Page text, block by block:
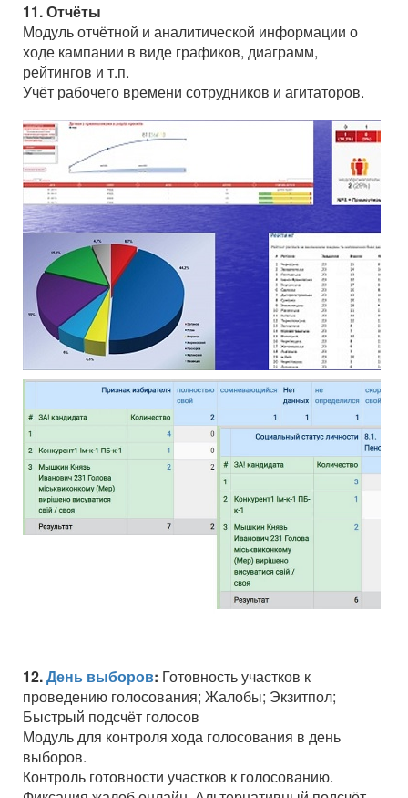
11. Отчёты
Модуль отчётной и аналитической информации о
ходе кампании в виде графиков, диаграмм,
рейтингов и т.п.
Учёт рабочего времени сотрудников и агитаторов.
12.День выборов: Готовность участков к
проведению голосования; Жалобы; Экзитпол;
Быстрый подсчёт голосов
Модуль для контроля хода голосования в день
выборов.
Контроль готовности участков к голосованию.